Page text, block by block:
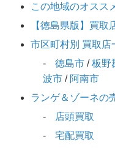
この地域のオスス
【徳島県版】買取
市区町村別 買取店
徳島市 /板野
波市 / 阿南市
ランゲ＆ゾーネの
店頭買取
宅配買取